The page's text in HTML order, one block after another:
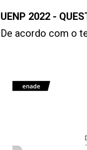
UENP 2022 -
De acordo com o